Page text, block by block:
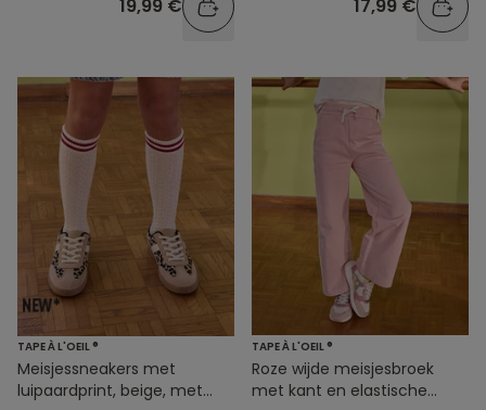
19,99 € 17,99 €
TAPE À L'OEIL ®
Meisjessneakers met
luipaardprint, beige, met
TAPE À L'OEIL ®
Roze wijde meisjesbroek
met kant en elastische